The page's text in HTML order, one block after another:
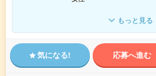
もっと見る
気になる! 応募へ進む